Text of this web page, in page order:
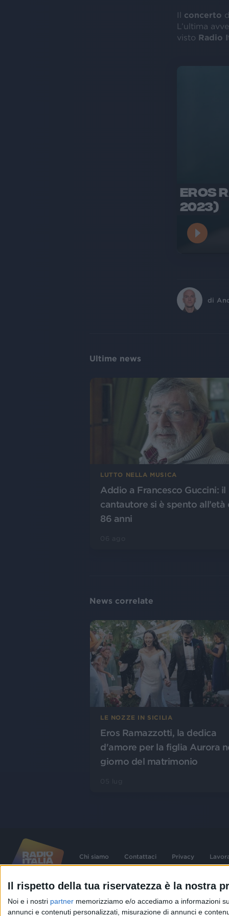
Il rispetto della tua riservatezza è la nostra
Noi e i nostri partner memorizziamo e/o accediamo a informazioni
annunci e contenuti personalizzati, misurazione di annunci e
Il concerto
L’ultima
visto Radio
EROS
2023)
di
Ultime news
LUTTO NELLA MUSICA
Addio a Francesco Guccini: il
cantautore si è spento all’età
86 anni
News correlate
LE NOZZE IN SICILIA
Eros Ramazzotti, la dedica
d'amore per la figlia Aurora
giorno del matrimonio
Chi siamo Contattaci Privacy
contenute nel sito sono stati assolti gli obblighi derivanti dalla normativa dei